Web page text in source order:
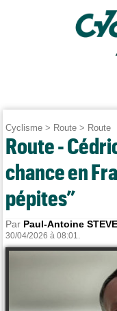
Cyclisme > Route > Route
Route -
chance en
pépites”
Par Paul-Antoine
30/04/2026 à 08:01.